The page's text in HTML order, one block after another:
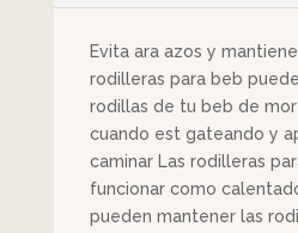
Evita ara azos y
rodilleras para beb
rodillas de tu beb de
cuando est gateando y
caminar Las rodilleras
funcionar como
pueden mantener las